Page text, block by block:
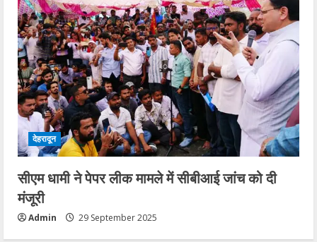
देहरादून
सीएम धामी ने पेपर लीक मामले में सीबीआई जांच को दी
मंजूरी
Admin 29 September 2025